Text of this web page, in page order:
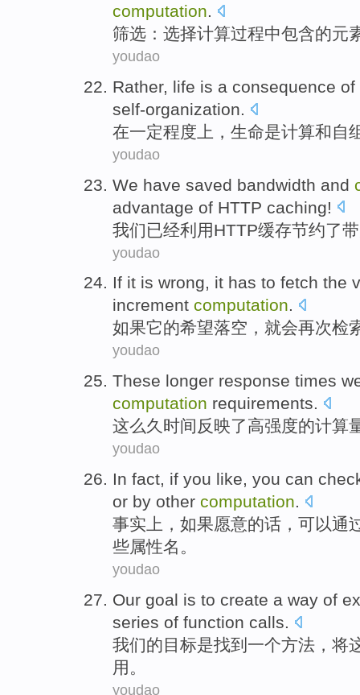
computation.
筛选 ： 选择计算过程中包含的元
youdao
Rather, life is a consequence of
self-organization.
在一定程度上， 生命是计算和 自
youdao
We have saved bandwidth and
advantage of HTTP caching!
我们已经利用HTTP缓存节约了
youdao
If it is wrong, it has to fetch the
increment computation.
如果它的希望落空， 就会再次检
youdao
These longer response times
computation requirements.
这么久 时间 反映了高强度的计算
youdao
In fact, if you like, you can
or by other computation.
事实上 ， 如果愿意的话， 可以通
些属性名 。
youdao
Our goal is to create a way of
series of function calls.
我们的目标是找到 一个方法 ，将
用 。
youdao